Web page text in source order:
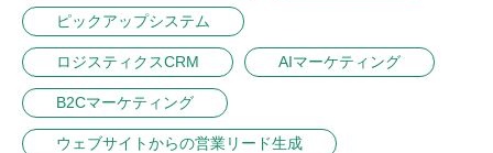
ピックアップシステム
ロジスティクスCRM AIマーケティング
B2Cマーケティング
ウェブサイトからの営業リード生成